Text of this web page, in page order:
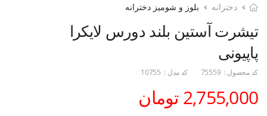
دخترانه بلوز و شومیز دخترانه
تیشرت آستین بلند دورس لایکرا
پاپیونی
کد محصول : 75559 کد مدل : 10755
2,755,000 تومان